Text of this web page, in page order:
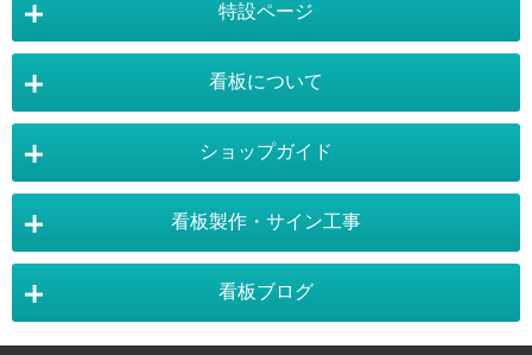
運営会社 :株式会社トレード
〒454-0011 愛知県 名古屋市中川区山王4-5-10
TEL:052-265-7603 FAX:052-350-2662
お気軽にお問い合わせ下さい。
お問合せ
お支払について
スタンド看板：オプション バナースタンド
自立看板 フロアサイン／路面表示
壁面看板
ポスターフレーム イーゼル
特設ページ
バナースタンド特設ページ 大型看板・突出看板特設ページ
イーゼルスタンド特設ページ ホワイトボード特設ページ
販促・店舗用品特設ページ
看板について
看板設置のきまり 看板の用語集
施工事例 スタッフ紹介
ショップガイド
お支払い方法 送料・納期・配送
商品の返品・交換 注文の変更・取り消し
看板製作・サイン工事
看板ブログ